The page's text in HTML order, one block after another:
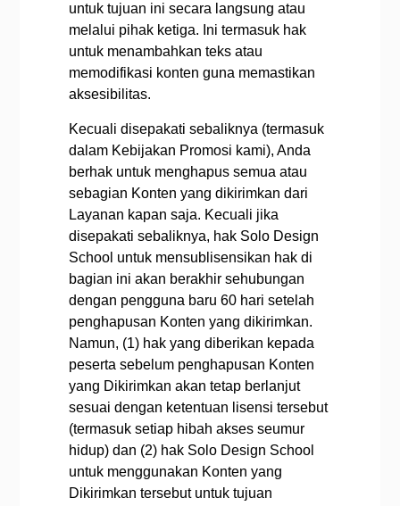
untuk tujuan ini secara langsung atau
melalui pihak ketiga. Ini termasuk hak
untuk menambahkan teks atau
memodifikasi konten guna memastikan
aksesibilitas.
Kecuali disepakati sebaliknya (termasuk
dalam Kebijakan Promosi kami), Anda
berhak untuk menghapus semua atau
sebagian Konten yang dikirimkan dari
Layanan kapan saja. Kecuali jika
disepakati sebaliknya, hak Solo Design
School untuk mensublisensikan hak di
bagian ini akan berakhir sehubungan
dengan pengguna baru 60 hari setelah
penghapusan Konten yang dikirimkan.
Namun, (1) hak yang diberikan kepada
peserta sebelum penghapusan Konten
yang Dikirimkan akan tetap berlanjut
sesuai dengan ketentuan lisensi tersebut
(termasuk setiap hibah akses seumur
hidup) dan (2) hak Solo Design School
untuk menggunakan Konten yang
Dikirimkan tersebut untuk tujuan